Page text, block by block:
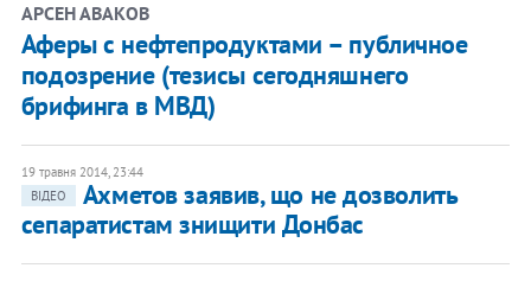
АРСЕН АВАКОВ
Аферы с нефтепродуктами – публичное
подозрение (тезисы сегодняшнего
брифинга в МВД)
19 травня 2014, 23:44
ВІДЕО
Ахметов заявив, що не дозволить
сепаратистам знищити Донбас